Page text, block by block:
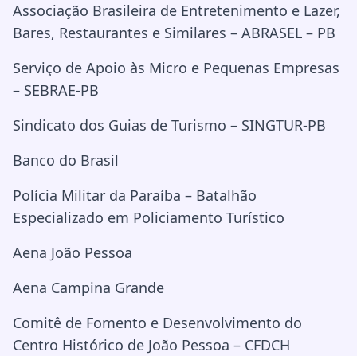
Associação Brasileira de Entretenimento e Lazer,
Bares, Restaurantes e Similares – ABRASEL – PB
Serviço de Apoio às Micro e Pequenas Empresas
– SEBRAE-PB
Sindicato dos Guias de Turismo – SINGTUR-PB
Banco do Brasil
Polícia Militar da Paraíba – Batalhão
Especializado em Policiamento Turístico
Aena João Pessoa
Aena Campina Grande
Comitê de Fomento e Desenvolvimento do
Centro Histórico de João Pessoa – CFDCH